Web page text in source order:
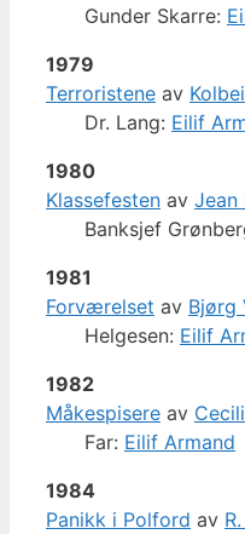
Gunder Skarre:
1979
Terroristene av
Dr. Lang: Eilif
1980
Klassefesten av Jean
Banksjef
1981
Forværelset av Bjørg
Helgesen: Eilif
1982
Måkespisere av
Far: Eilif Armand
1984
Panikk i Polford av